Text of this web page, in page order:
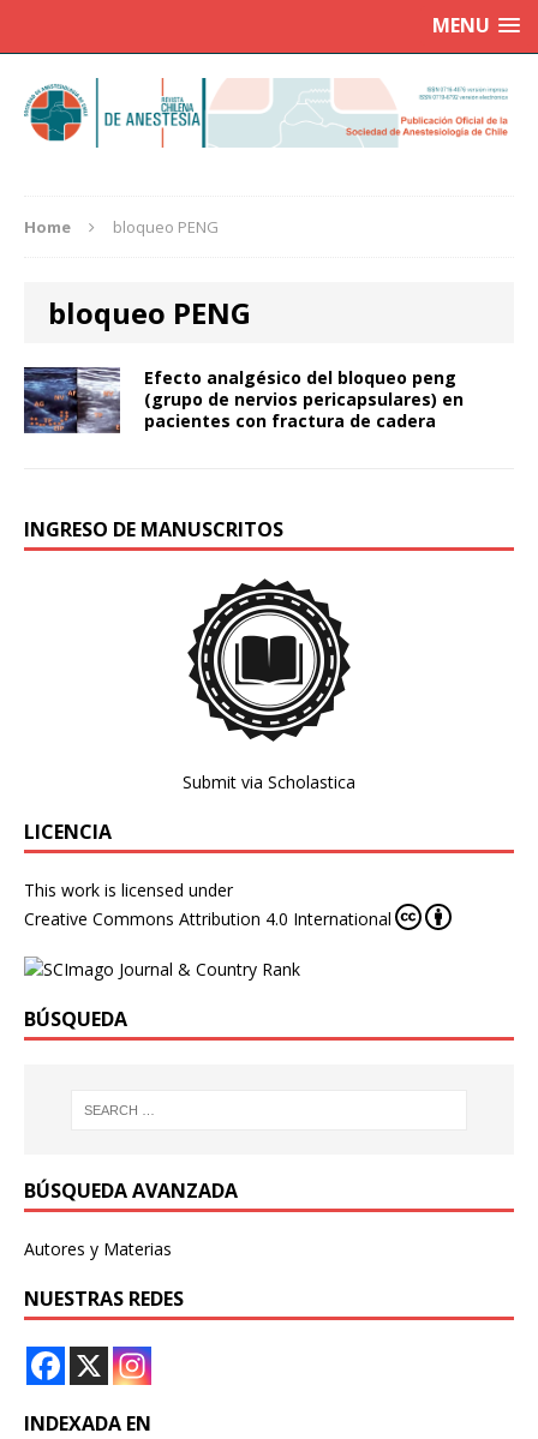
MENU
Home bloqueo PENG
bloqueo PENG
Efecto analgésico del bloqueo peng
(grupo de nervios pericapsulares) en
pacientes con fractura de cadera
INGRESO DE MANUSCRITOS
Submit via Scholastica
LICENCIA
This work is licensed under
Creative Commons Attribution 4.0 International
BÚSQUEDA
BÚSQUEDA AVANZADA
Autores y Materias
NUESTRAS REDES
INDEXADA EN